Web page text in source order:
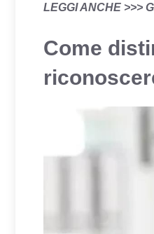
LEGGI ANCHE >>>
Come